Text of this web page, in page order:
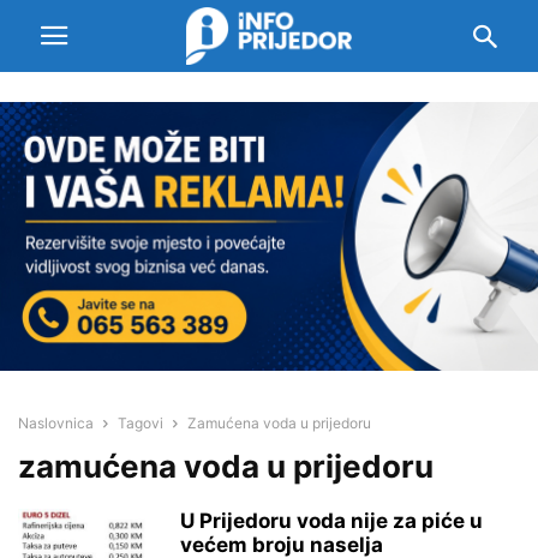
Naslovnica Tagovi Zamućena voda u prijedoru
zamućena voda u prijedoru
U Prijedoru voda nije za piće u
većem broju naselja